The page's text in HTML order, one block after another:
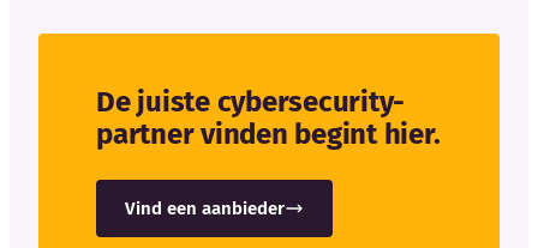
De juiste cybersecurity-
partner vinden begint hier.
Vind een aanbieder